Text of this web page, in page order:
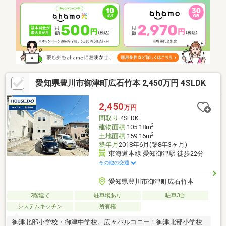
愛知県豊川市御津町広石竹本 2,450万円 4SLDK
2,450万円
間取り 4SLDK
建物面積105.18m2
土地面積159.16m2
築年月 2018年6月(築8年3ヶ月)
東海道本線 愛知御津駅 徒歩22分
その他の交通
愛知県豊川市御津町広石竹本
2階建て 駐車場あり
駐車3台
システムキッチン
所有権
御津北部小学校・御津中学校。広々バルコニー！御津北部小学校